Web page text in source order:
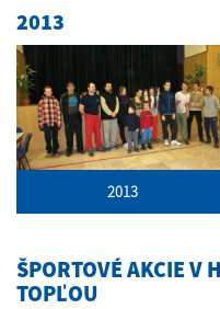
2013
2013
ŠPORTOVÉ AKCIE V
TOPĽOU